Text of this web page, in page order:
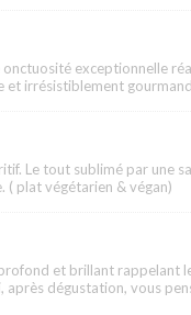
exceptionnelle
et irrésistiblement
Le tout sublimé par une
( plat végétarien & végan)
et brillant rappelant
après dégustation, vous